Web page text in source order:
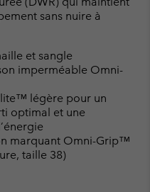
sans nuire à
et sangle
imperméable Omni-
légère pour un
optimal et une
marquant Omni-Grip™
taille 38)